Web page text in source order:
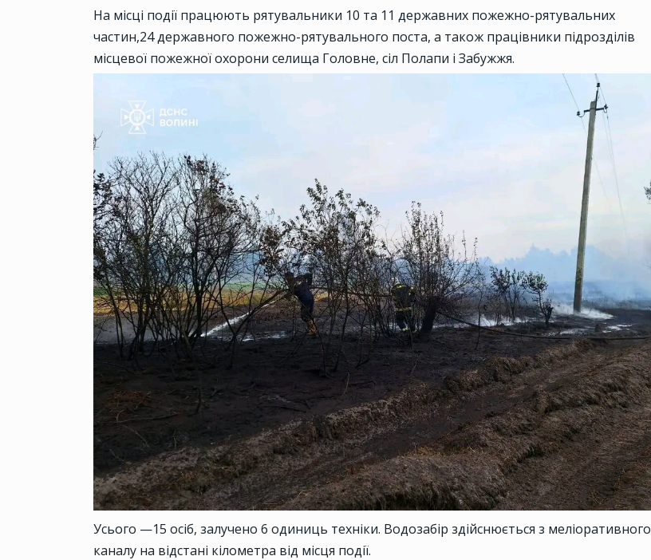
На місці події працюють рятувальники 10 та 11 державних пожежно-рятувальних
частин,24 державного пожежно-рятувального поста, а також працівники підрозділів
місцевої пожежної охорони селища Головне, сіл Полапи і Забужжя.
Усього —15 осіб, залучено 6 одиниць техніки. Водозабір здійснюється з меліоративного
каналу на відстані кілометра від місця події.